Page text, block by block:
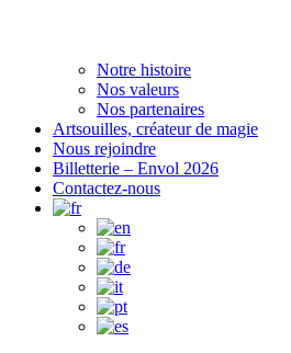
Notre histoire
Nos valeurs
Nos partenaires
Artsouilles, créateur de magie
Nous rejoindre
Billetterie – Envol 2026
Contactez-nous